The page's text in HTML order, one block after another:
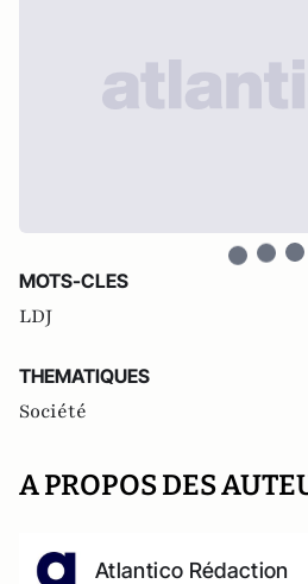
MOTS-CLES
LDJ
THEMATIQUES
Société
A PROPOS DES
Atlantico Rédaction